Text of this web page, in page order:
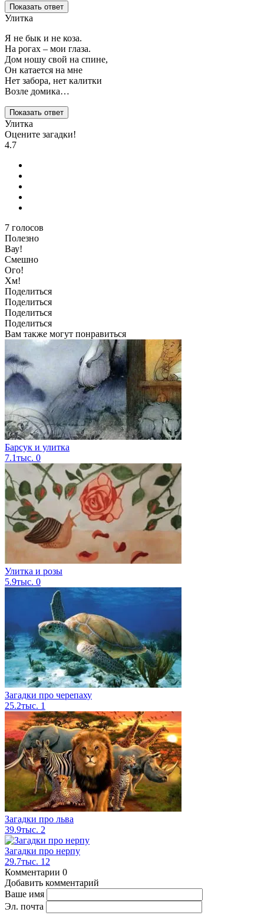
Показать ответ
Улитка
Я не бык и не коза.
На рогах – мои глаза.
Дом ношу свой на спине,
Он катается на мне
Нет забора, нет калитки
Возле домика…
Показать ответ
Улитка
Оцените загадки!
4.7
7 голосов
Полезно
Вау!
Смешно
Ого!
Хм!
Поделиться
Поделиться
Поделиться
Поделиться
Вам также могут понравиться
Барсук и улитка
7.1тыс. 0
Улитка и розы
5.9тыс. 0
Загадки про черепаху
25.2тыс. 1
Загадки про льва
39.9тыс. 2
Загадки про нерпу
29.7тыс. 12
Комментарии 0
Добавить комментарий
Ваше имя
Эл. почта